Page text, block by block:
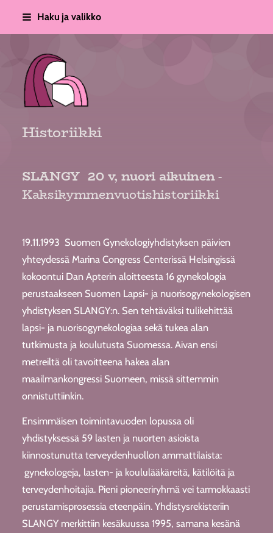
Siirry
sivun
Haku ja valikko
Suomen Lapsi- ja
Historiikki
SLANGY 20 v, nuori aikuinen-
Kaksikymmenvuotishistoriikki
19.11.1993 Suomen Gynekologiyhdistyksen päivien
yhteydessä Marina Congress Centerissä Helsingissä
kokoontui Dan Apterin aloitteesta 16 gynekologia
perustaakseen Suomen Lapsi- ja nuorisogynekologisen
yhdistyksen SLANGY:n. Sen tehtäväksi tulikehittää
lapsi- ja nuorisogynekologiaa sekä tukea alan
tutkimusta ja koulutusta Suomessa. Aivan ensi
metreiltä oli tavoitteena hakea alan
maailmankongressi Suomeen, missä sittemmin
onnistuttiinkin.
Ensimmäisen toimintavuoden lopussa oli
yhdistyksessä 59 lasten ja nuorten asioista
kiinnostunutta terveydenhuollon ammattilaista:
gynekologeja, lasten- ja koululääkäreitä, kätilöitä ja
terveydenhoitajia. Pieni pioneeriryhmä vei tarmokkaasti
perustamisprosessia eteenpäin. Yhdistysrekisteriin
SLANGY merkittiin kesäkuussa 1995, samana kesänä